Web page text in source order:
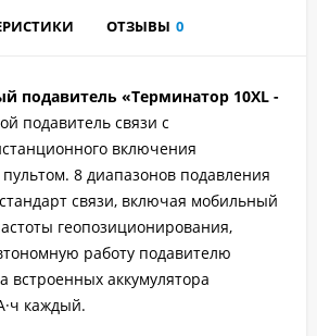
ОТЗЫВЫ 0
подавитель «Терминатор 10XL -
подавитель связи с
включения
8 диапазонов подавления
связи, включая мобильный
геопозиционирования,
работу подавителю
встроенных аккумулятора
каждый.